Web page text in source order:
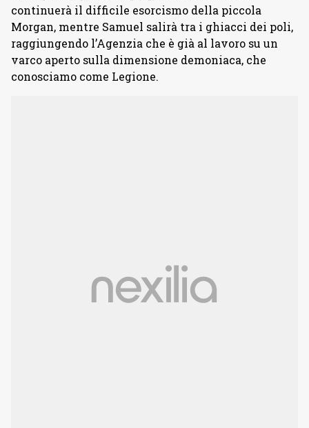
continuerà il difficile esorcismo della piccola
Morgan, mentre Samuel salirà tra i ghiacci dei poli,
raggiungendo l’Agenzia che è già al lavoro su un
varco aperto sulla dimensione demoniaca, che
conosciamo come Legione.